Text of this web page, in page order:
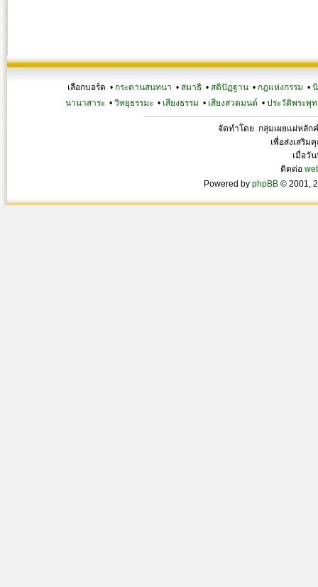
เลือกบอร์ด • กระดานสนทนา • สมาธิ • สติปัฏฐาน • กฎแห่งกรรม •
นานาสาระ• วิทยุธรรมะ• เสียงธรรม • เสียงสวดมนต์ • ประวัติพระพุท
จัดทำโดย กลุ่มเผยแผ่หลัก
เพื่อส่งเสริม
เมื่อวั
ติดต่อ
Powered by phpBB © 2001,